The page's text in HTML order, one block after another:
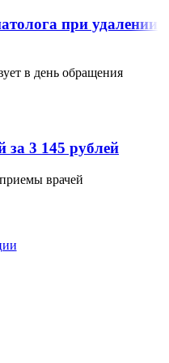
при удалении
в день обращения
3 145 рублей
врачей